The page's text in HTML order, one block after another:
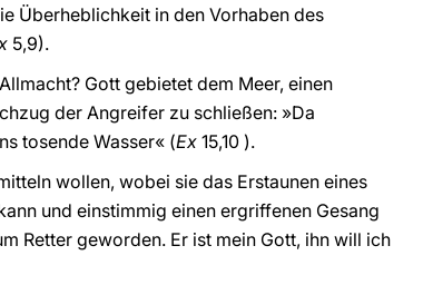
Überheblichkeit in den Vorhaben des
5,9).
Gott gebietet dem Meer, einen
der Angreifer zu schließen: »Da
tosende Wasser« (Ex 15,10 ).
wollen, wobei sie das Erstaunen eines
und einstimmig einen ergriffenen Gesang
Retter geworden. Er ist mein Gott, ihn will ich